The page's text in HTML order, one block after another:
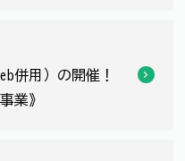
併用）の開催！
業》